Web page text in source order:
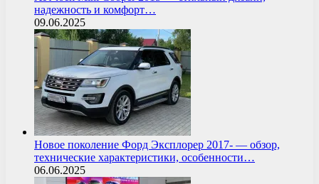
надежность и комфорт…
09.06.2025
Новое поколение Форд Эксплорер 2017- — обзор,
технические характеристики, особенности…
06.06.2025